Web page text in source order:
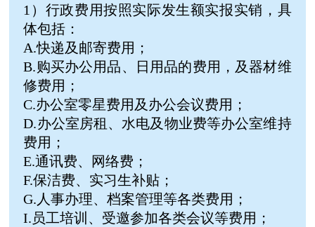
1）行政费用按照实际发生额实报实销，具
体包括：
A.快递及邮寄费用；
B.购买办公用品、日用品的费用，及器材维
修费用；
C.办公室零星费用及办公会议费用；
D.办公室房租、水电及物业费等办公室维持
费用；
E.通讯费、网络费；
F.保洁费、实习生补贴；
G.人事办理、档案管理等各类费用；
I.员工培训、受邀参加各类会议等费用；